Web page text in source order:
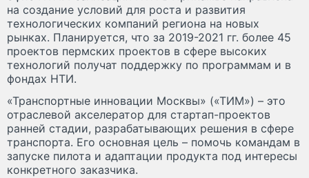
на создание условий для роста и развития
технологических компаний региона на новых
рынках. Планируется, что за 2019-2021 гг. более 45
проектов пермских проектов в сфере высоких
технологий получат поддержку по программам и в
фондах НТИ.
«Транспортные инновации Москвы» («ТИМ») – это
отраслевой акселератор для стартап-проектов
ранней стадии, разрабатывающих решения в сфере
транспорта. Его основная цель – помочь командам в
запуске пилота и адаптации продукта под интересы
конкретного заказчика.